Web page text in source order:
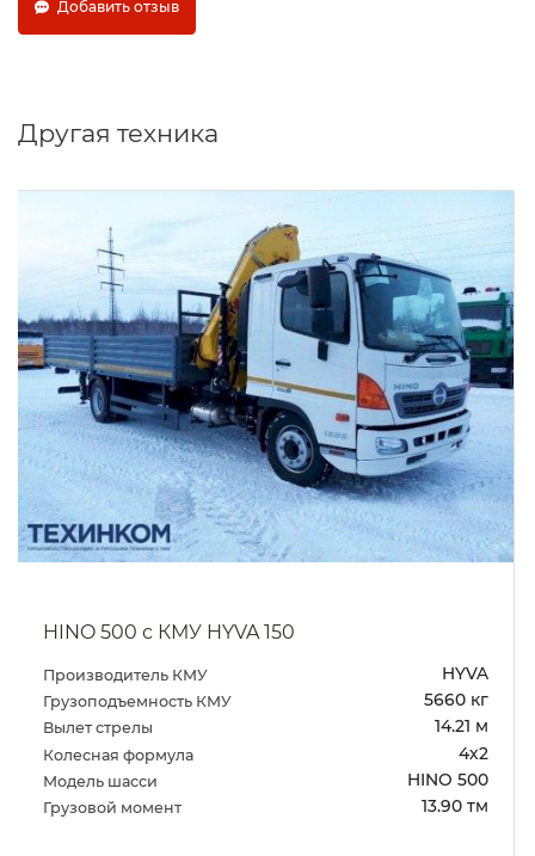
Добавить отзыв
Другая техника
HINO 500 с КМУ HYVA 150
Производитель КМУ HYVA
Грузоподъемность КМУ 5660 кг
Вылет стрелы 14.21 м
Колесная формула 4х2
Модель шасси HINO 500
Грузовой момент 13.90 тм